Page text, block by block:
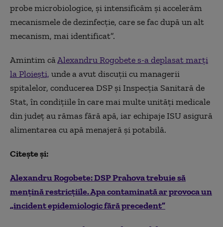
probe microbiologice, și intensificăm și accelerăm
mecanismele de dezinfecție, care se fac după un alt
mecanism, mai identificat”.
Amintim căAlexandru Rogobete s-a deplasat marți
la Ploiești, unde a avut discuții cu managerii
spitalelor, conducerea DSP și Inspecția Sanitară de
Stat, în condițiile în care mai multe unități medicale
din județ au rămas fără apă, iar echipaje ISU asigură
alimentarea cu apă menajeră și potabilă.
Citește și:
Alexandru Rogobete: DSP Prahova trebuie să
mențină restricțiile. Apa contaminată ar provoca un
„incident epidemiologic fără precedent”